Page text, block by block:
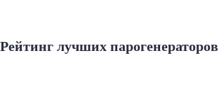
Рейтинг лучших парогенераторов